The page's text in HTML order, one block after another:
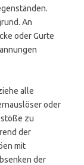
An
oder Gurte
alle
oder
zu
der
mit
der